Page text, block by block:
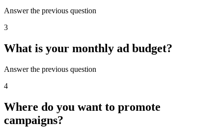
Answer the previous question
3
What is your monthly ad budget?
Answer the previous question
4
Where do you want to promote
campaigns?